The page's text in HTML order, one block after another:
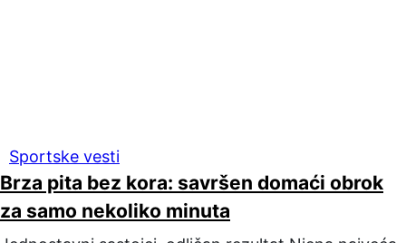
Sportske vesti
Brza pita bez kora: savršen domaći obrok
za samo nekoliko minuta